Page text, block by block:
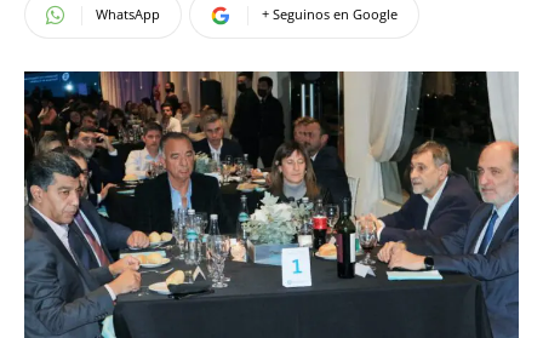
WhatsApp + Seguinos en Google